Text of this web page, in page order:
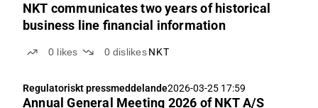
NKT communicates two years of historical
business line financial information
0 likes 0 dislikes NKT
Regulatoriskt pressmeddelande2026-03-25 17:59
Annual General Meeting 2026 of NKT A/S